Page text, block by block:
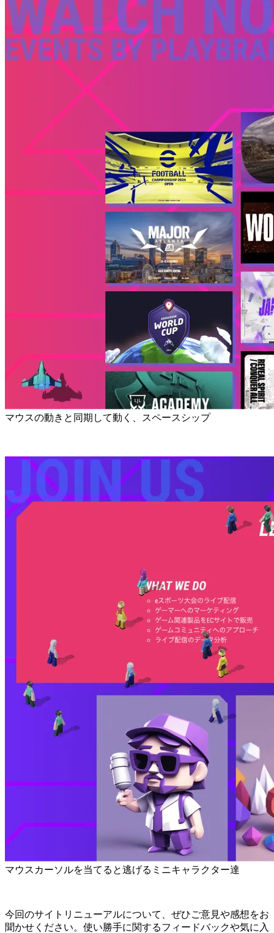
マウスの動きと同期して動く、スペースシップ
マウスカーソルを当てると逃げるミニキャラクター達
今回のサイトリニューアルについて、ぜひご意見や感想をお
聞かせください。使い勝手に関するフィードバックや気に入